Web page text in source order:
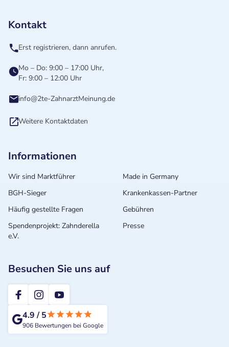
Kontakt
Erst registrieren, dann anrufen.
Mo – Do: 9:00 – 17:00 Uhr,
Fr: 9:00 – 12:00 Uhr
info@2te-ZahnarztMeinung.de
Weitere Kontaktdaten
Informationen
Wir sind Marktführer
Made in Germany
BGH-Sieger
Krankenkassen-Partner
Häufig gestellte Fragen
Gebühren
Spendenprojekt: Zahnderella
e.V.
Presse
Besuchen Sie uns auf
2te-ZahnarztMeinung
4.9/5
906 Bewertungen bei Google